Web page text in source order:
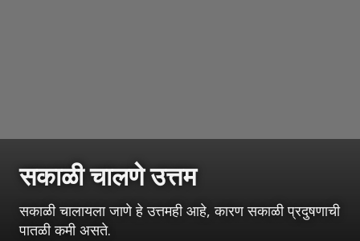
सकाळी चालणे उत्तम
सकाळी चालायला जाणे हे उत्तमही आहे, कारण सकाळी प्रदुषणाची
पातळी कमी असते.